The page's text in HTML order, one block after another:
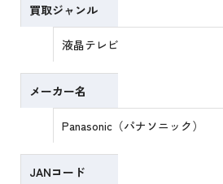
買取ジャンル
液晶テレビ
メーカー名
Panasonic（パナソニック）
JANコード